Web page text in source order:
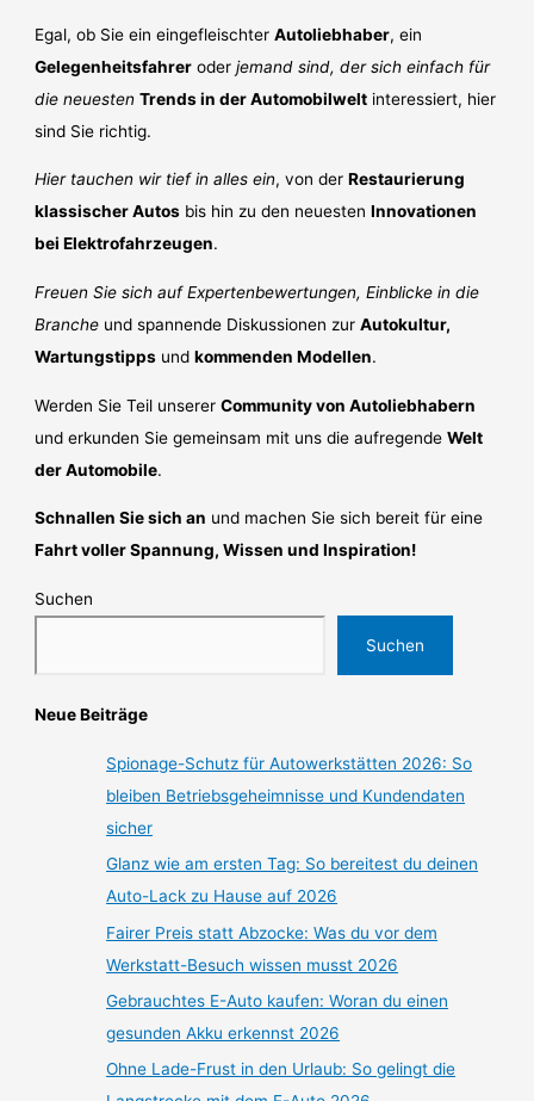
Egal, ob Sie ein eingefleischterAutoliebhaber, ein
Gelegenheitsfahrer oderjemand sind, der sich einfach für
die neuesten Trends in der Automobilwelt interessiert, hier
sind Sie richtig.
Hier tauchen wir tief in alles ein, von derRestaurierung
klassischer Autos bis hin zu den neuestenInnovationen
bei Elektrofahrzeugen.
Freuen Sie sich auf Expertenbewertungen, Einblicke in die
Branche und spannende Diskussionen zurAutokultur,
Wartungstipps undkommenden Modellen.
Werden Sie Teil unsererCommunity von Autoliebhabern
und erkunden Sie gemeinsam mit uns die aufregendeWelt
der Automobile.
Schnallen Sie sich an und machen Sie sich bereit für eine
Fahrt voller Spannung, Wissen und Inspiration!
Suchen
Suchen
Neue Beiträge
Spionage-Schutz für Autowerkstätten 2026: So
bleiben Betriebsgeheimnisse und Kundendaten
sicher
Glanz wie am ersten Tag: So bereitest du deinen
Auto-Lack zu Hause auf 2026
Fairer Preis statt Abzocke: Was du vor dem
Werkstatt-Besuch wissen musst 2026
Gebrauchtes E-Auto kaufen: Woran du einen
gesunden Akku erkennst 2026
Ohne Lade-Frust in den Urlaub: So gelingt die